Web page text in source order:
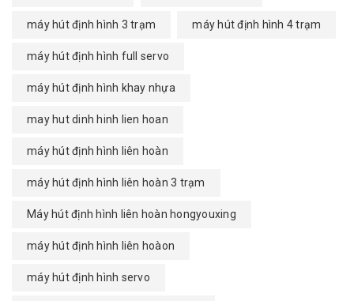
máy hút định hình 3 trạm máy hút định hình 4 trạm
máy hút định hình full servo
máy hút định hình khay nhựa
may hut dinh hinh lien hoan
máy hút định hình liên hoàn
máy hút định hình liên hoàn 3 trạm
Máy hút định hình liên hoàn hongyouxing
máy hút định hình liên hoàon
máy hút định hình servo